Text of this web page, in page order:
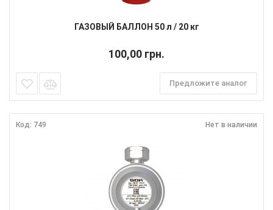
ГАЗОВЫЙ БАЛЛОН 50 л / 20 кг
100,00 грн.
Предложите аналог
Код: 749 Нет в наличии